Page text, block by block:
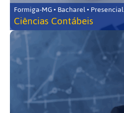
Formiga-MG • Bacharel • Presencial
Ciências Contábeis